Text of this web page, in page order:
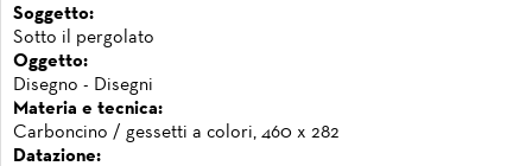
Soggetto:
Sotto il pergolato
Oggetto:
Disegno - Disegni
Materia e tecnica:
Carboncino / gessetti a colori, 460 x 282
Datazione: